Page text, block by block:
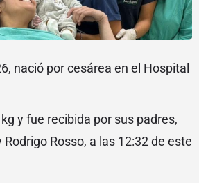
nació por cesárea en el Hospital
y fue recibida por sus padres,
Rosso, a las 12:32 de este